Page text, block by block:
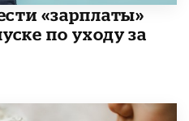
«зарплаты»
по уходу за